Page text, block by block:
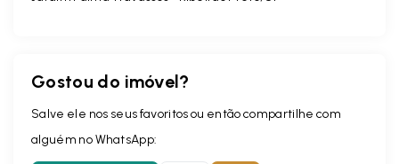
Gostou do imóvel?
Salve ele nos seus favoritos ou então compartilhe com
alguém no WhatsApp: